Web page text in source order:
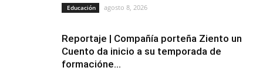
Educación agosto 8, 2026
Reportaje | Compañía porteña Ziento un
Cuento da inicio a su temporada de
formacióne...